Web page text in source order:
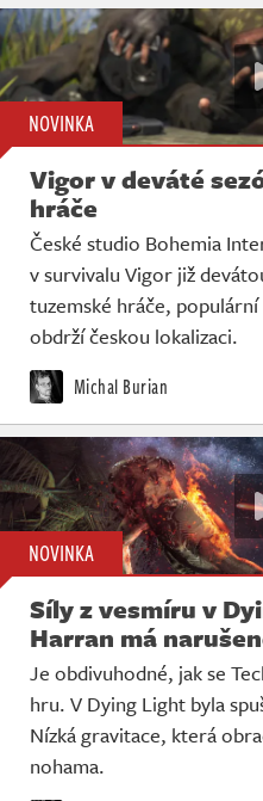
NOVINKA
Vigor v deváté
hráče
České studio Bohemia
v survivalu Vigor již
tuzemské hráče,
obdrží českou lokalizaci.
Michal Burian
NOVINKA
Síly z vesmíru v
Harran má
Je obdivuhodné, jak se
hru. V Dying Light byla
Nízká gravitace, která
nohama.